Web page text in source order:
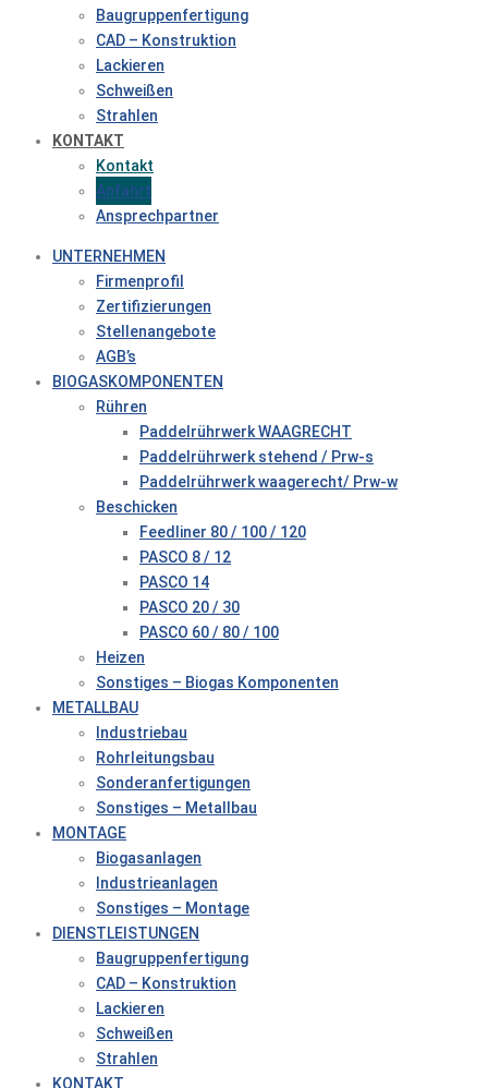
Baugruppenfertigung
CAD – Konstruktion
Lackieren
Schweißen
Strahlen
KONTAKT
Kontakt
Anfahrt
Ansprechpartner
UNTERNEHMEN
Firmenprofil
Zertifizierungen
Stellenangebote
AGB’s
BIOGASKOMPONENTEN
Rühren
Paddelrührwerk WAAGRECHT
Paddelrührwerk stehend / Prw-s
Paddelrührwerk waagerecht/ Prw-w
Beschicken
Feedliner 80 / 100 / 120
PASCO 8 / 12
PASCO 14
PASCO 20 / 30
PASCO 60 / 80 / 100
Heizen
Sonstiges – Biogas Komponenten
METALLBAU
Industriebau
Rohrleitungsbau
Sonderanfertigungen
Sonstiges – Metallbau
MONTAGE
Biogasanlagen
Industrieanlagen
Sonstiges – Montage
DIENSTLEISTUNGEN
Baugruppenfertigung
CAD – Konstruktion
Lackieren
Schweißen
Strahlen
KONTAKT